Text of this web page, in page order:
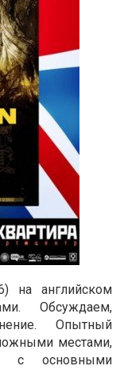
на английском
Обсуждаем,
Опытный
местами,
с основными